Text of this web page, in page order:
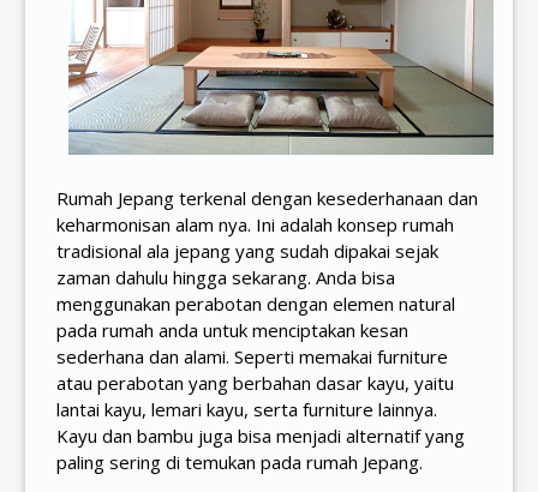
Rumah Jepang terkenal dengan kesederhanaan dan
keharmonisan alam nya. Ini adalah konsep rumah
tradisional ala jepang yang sudah dipakai sejak
zaman dahulu hingga sekarang. Anda bisa
menggunakan perabotan dengan elemen natural
pada rumah anda untuk menciptakan kesan
sederhana dan alami. Seperti memakai furniture
atau perabotan yang berbahan dasar kayu, yaitu
lantai kayu, lemari kayu, serta furniture lainnya.
Kayu dan bambu juga bisa menjadi alternatif yang
paling sering di temukan pada rumah Jepang.